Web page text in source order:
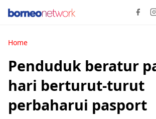
Home
Penduduk beratur
hari berturut-turut
perbaharui pasport